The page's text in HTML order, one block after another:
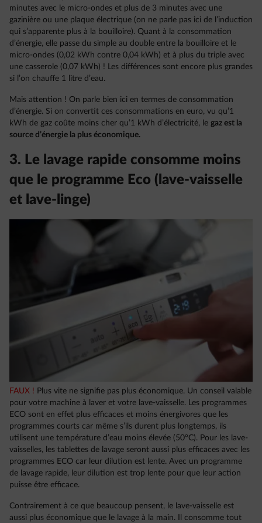
minutes avec le micro-ondes et plus de 3 minutes avec une
gazinière ou une plaque électrique (on ne parle pas ici de l’induction
qui s’apparente plus à la bouilloire). Quant à la consommation
d’énergie, elle passe du simple au double entre la bouilloire et le
micro-ondes (0,02 kWh contre 0,04 kWh) et à plus du triple avec
une casserole (0,07 kWh) ! Les différences sont encore plus grandes
si l’on chauffe 1 litre d’eau.
Mais attention ! On parle bien ici en termes de consommation
d’énergie. Si on convertit ces consommations en euro, vu qu’1
kWh de gaz coûte moins cher qu’1 kWh d’électricité, le gaz est la
source d’énergie la plus économique.
3. Le lavage rapide consomme moins
que le programme Eco (lave-vaisselle
et lave-linge)
FAUX ! Plus vite ne signifie pas plus économique. Un conseil valable
pour votre machine à laver et votre lave-vaisselle. Les programmes
ECO sont en effet plus efficaces et moins énergivores que les
programmes courts car même s’ils durent plus longtemps, ils
utilisent une température d’eau moins élevée (50°C). Pour les lave-
vaisselles, les tablettes de lavage seront aussi plus efficaces avec les
programmes ECO car leur dilution est lente. Avec un programme
de lavage rapide, leur dilution est trop lente pour que leur action
puisse être efficace.
Contrairement à ce que beaucoup pensent, le lave-vaisselle est
aussi plus économique que le lavage à la main. Il consomme tout